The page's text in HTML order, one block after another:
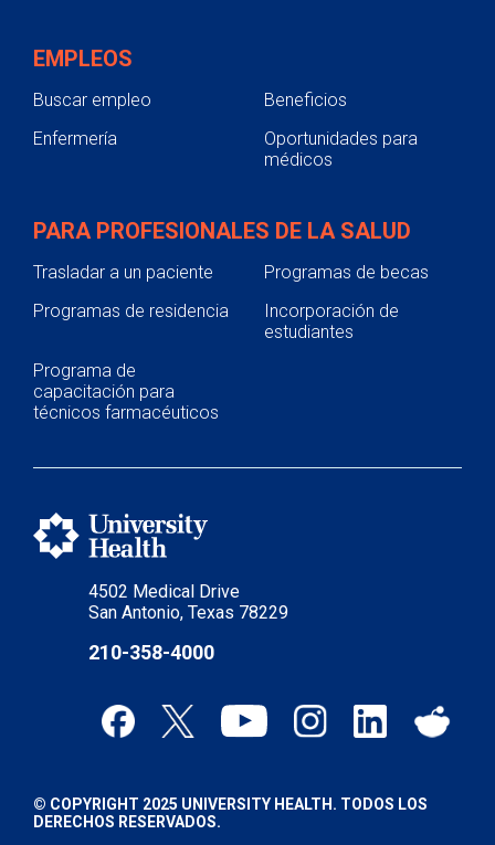
4502 Medical Drive
San Antonio, Texas 78229
210-358-4000
EMPLEOS
Buscar empleo
Beneficios
Enfermería
Oportunidades para
médicos
PARA PROFESIONALES DE LA SALUD
Trasladar a un paciente
Programas de becas
Programas de residencia
Incorporación de
estudiantes
Programa de
capacitación para
técnicos farmacéuticos
© COPYRIGHT 2025 UNIVERSITY HEALTH. TODOS LOS
DERECHOS RESERVADOS.